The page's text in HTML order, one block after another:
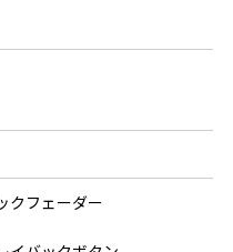
クフェーダー